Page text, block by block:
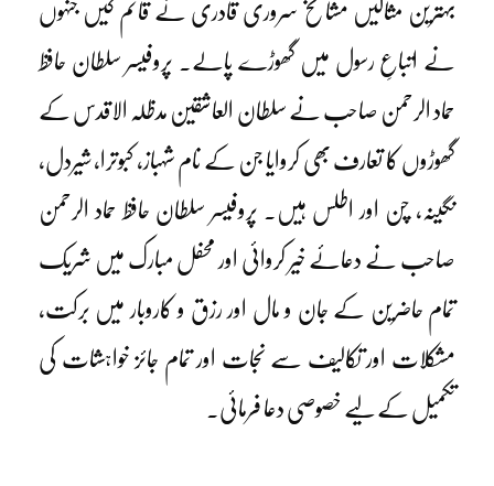
بہترین مثالیں مشائخ سروری قادری نے قائم کیں جنہوں
نے اتباعِ رسول میں گھوڑے پالے۔ پروفیسر سلطان حافظ
حماد الرحمن صاحب نے سلطان العاشقین مدظلہ الاقدس کے
گھوڑوں کا تعارف بھی کروایا جن کے نام شہباز، کبوترا، شیردل،
نگینہ، چن اور اطلس ہیں۔ پروفیسر سلطان حافظ حماد الرحمن
صاحب نے دعائے خیر کروائی اور محفل مبارک میں شریک
تمام حاضرین کے جان و مال اور رزق و کاروبار میں برکت،
مشکلات اور تکالیف سے نجات اور تمام جائز خواہشات کی
تکمیل کے لیے خصوصی دعا فرمائی۔